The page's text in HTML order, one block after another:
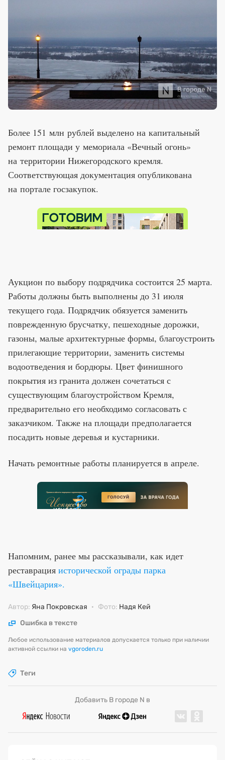
Более 151 млн рублей выделено на капитальный
ремонт площади у мемориала «Вечный огонь»
на территории Нижегородского кремля.
Соответствующая документация опубликована
на портале госзакупок.
Аукцион по выбору подрядчика состоится 25 марта.
Работы должны быть выполнены до 31 июля
текущего года. Подрядчик обязуется заменить
поврежденную брусчатку, пешеходные дорожки,
газоны, малые архитектурные формы, благоустроить
прилегающие территории, заменить системы
водоотведения и бордюры. Цвет финишного
покрытия из гранита должен сочетаться с
существующим благоустройством Кремля,
предварительно его необходимо согласовать с
заказчиком. Также на площади предполагается
посадить новые деревья и кустарники.
Начать ремонтные работы планируется в апреле.
Напомним, ранее мы рассказывали, как идет
реставрация исторической ограды парка
«Швейцария».
Автор: Яна Покровская · Фото: Надя Кей
Ошибка в тексте
Любое использование материалов допускается только при наличии
активной ссылки на vgoroden.ru
Теги
Добавить В городе N в